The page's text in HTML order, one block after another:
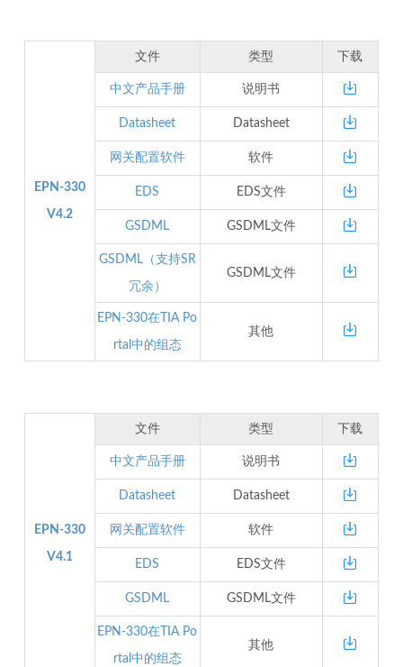
EPN-330
V4.2
文件 类型 下载
中文产品手册 说明书
Datasheet Datasheet
网关配置软件 软件
EDS EDS文件
GSDML GSDML文件
GSDML（支持SR
冗余）
GSDML文件
EPN-330在TIA Po
rtal中的组态
其他
EPN-330
V4.1
文件 类型 下载
中文产品手册 说明书
Datasheet Datasheet
网关配置软件 软件
EDS EDS文件
GSDML GSDML文件
EPN-330在TIA Po
rtal中的组态
其他